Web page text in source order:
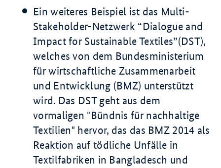
Ein weiteres Beispiel ist das Multi-
Stakeholder-Netzwerk “Dialogue and
Impact for Sustainable Textiles”(DST),
welches von dem Bundesministerium
für wirtschaftliche Zusammenarbeit
und Entwicklung (BMZ) unterstützt
wird. Das DST geht aus dem
vormaligen "Bündnis für nachhaltige
Textilien" hervor, das das BMZ 2014 als
Reaktion auf tödliche Unfälle in
Textilfabriken in Bangladesch und